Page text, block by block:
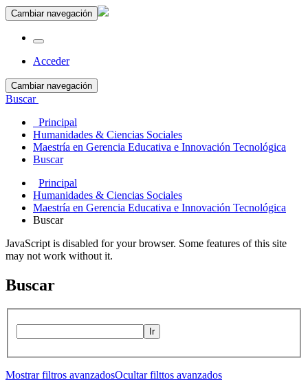
Cambiar navegación
Acceder
Cambiar navegación
Buscar
Principal
Humanidades & Ciencias Sociales
Maestría en Gerencia Educativa e Innovación Tecnológica
Buscar
Principal
Humanidades & Ciencias Sociales
Maestría en Gerencia Educativa e Innovación Tecnológica
Buscar
JavaScript is disabled for your browser. Some features of this site
may not work without it.
Buscar
Ir
Mostrar filtros avanzadosOcultar filttos avanzados